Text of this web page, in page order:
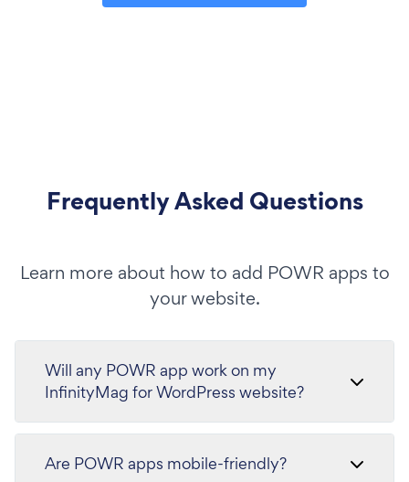
Frequently Asked Questions
Learn more about how to add POWR apps to
your website.
Will any POWR app work on my
InfinityMag for WordPress website?
Are POWR apps mobile-friendly?